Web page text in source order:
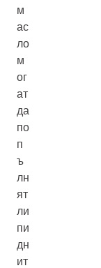
м
ас
ло
м
ог
ат
да
по
п
ъ
лн
ят
ли
пи
дн
ит